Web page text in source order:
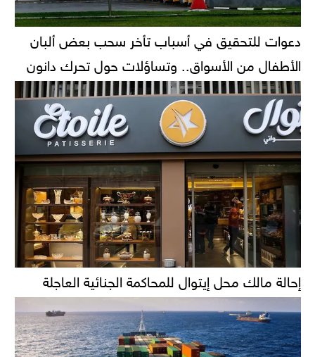
دعوات للتحقيق في أسباب تأخر سحب بعض ألبان
الأطفال من الأسواق.. وتساؤلات حول تحرك دانون
إحالة مالك محل إيتوال للمحاكمة الجنائية العاجلة